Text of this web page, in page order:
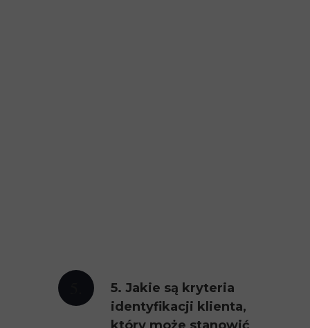
5. Jakie są kryteria
identyfikacji klienta,